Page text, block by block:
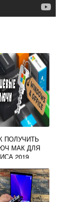
ПОЛУЧИТЬ
МАК ДЛЯ
2019